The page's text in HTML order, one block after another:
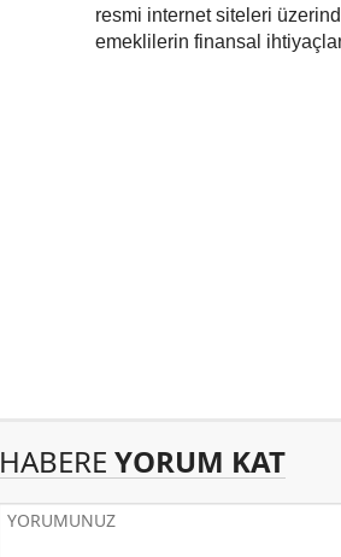
resmi internet siteleri
emeklilerin finansal
HABERE YORUM KAT